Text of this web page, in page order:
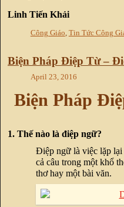
Linh Tiến Khải
Công Giáo, Tin Tức Công
Biện Pháp Điệp Từ –
April 23, 2016
Biện Pháp
1. Thế nào là điệp ngữ?
Điệp ngữ là việc lặp lại
cả câu trong một khổ
thơ hay một bài văn.